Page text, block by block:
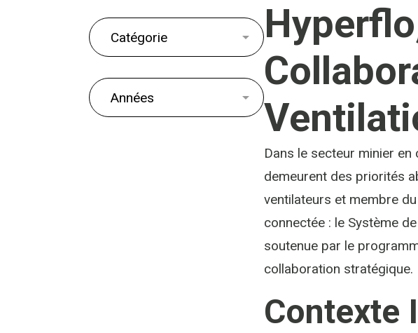
Dans le secteur minier
demeurent des priorités
ventilateurs et membre
connectée : le Système
soutenue par le
collaboration stratégique.
Contexte